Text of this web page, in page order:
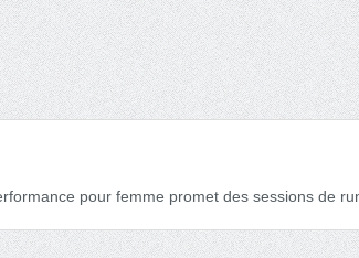
pour femme promet des sessions de